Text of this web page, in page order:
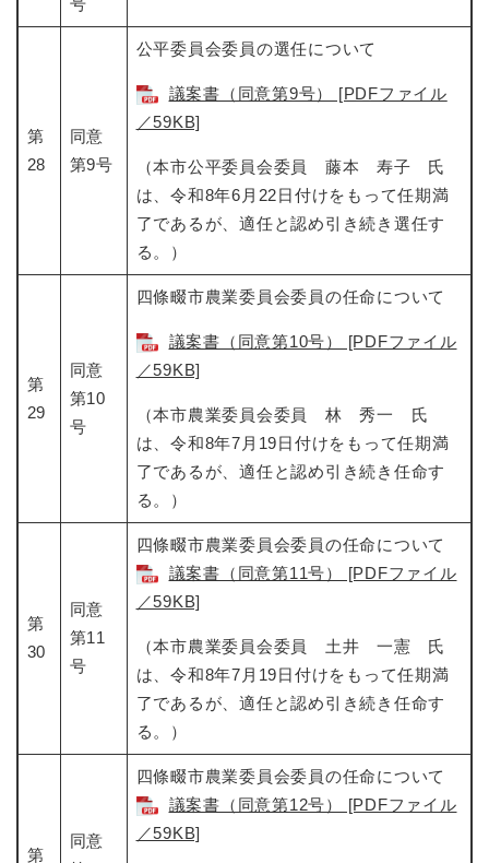
号
第
28
同意
第9号
公平委員会委員の選任について
議案書（同意第9号） [PDFファイル
／59KB]
（本市公平委員会委員 藤本 寿子 氏
は、令和8年6月22日付けをもって任期満
了であるが、適任と認め引き続き選任す
る。）
第
29
同意
第10
号
四條畷市農業委員会委員の任命について
議案書（同意第10号） [PDFファイル
／59KB]
（本市農業委員会委員 林 秀一 氏
は、令和8年7月19日付けをもって任期満
了であるが、適任と認め引き続き任命す
る。）
第
30
同意
第11
号
四條畷市農業委員会委員の任命について​
議案書（同意第11号） [PDFファイル
／59KB]
（本市農業委員会委員 土井 一憲 氏
は、令和8年7月19日付けをもって任期満
了であるが、適任と認め引き続き任命す
る。）
第
同意
四條畷市農業委員会委員の任命について​
議案書（同意第12号） [PDFファイル
／59KB]